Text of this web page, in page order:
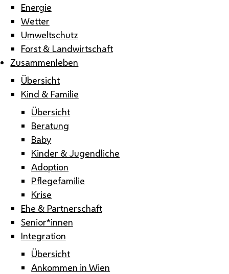
Energie
Wetter
Umweltschutz
Forst & Landwirtschaft
Zusammenleben
Übersicht
Kind & Familie
Übersicht
Beratung
Baby
Kinder & Jugendliche
Adoption
Pflegefamilie
Krise
Ehe & Partnerschaft
Senior*innen
Integration
Übersicht
Ankommen in Wien